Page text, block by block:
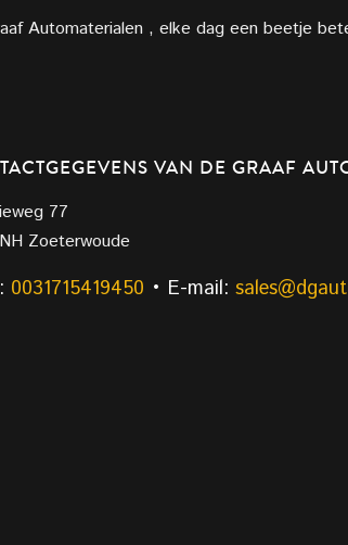
Automaterialen , elke dag een beetje
VAN DE GRAAF
77
Zoeterwoude
0031715419450 • E-mail: